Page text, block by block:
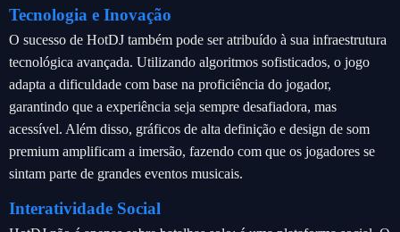
Tecnologia e Inovação
O sucesso de HotDJ também pode ser atribuído à sua infraestrutura
tecnológica avançada. Utilizando algoritmos sofisticados, o jogo
adapta a dificuldade com base na proficiência do jogador,
garantindo que a experiência seja sempre desafiadora, mas
acessível. Além disso, gráficos de alta definição e design de som
premium amplificam a imersão, fazendo com que os jogadores se
sintam parte de grandes eventos musicais.
Interatividade Social